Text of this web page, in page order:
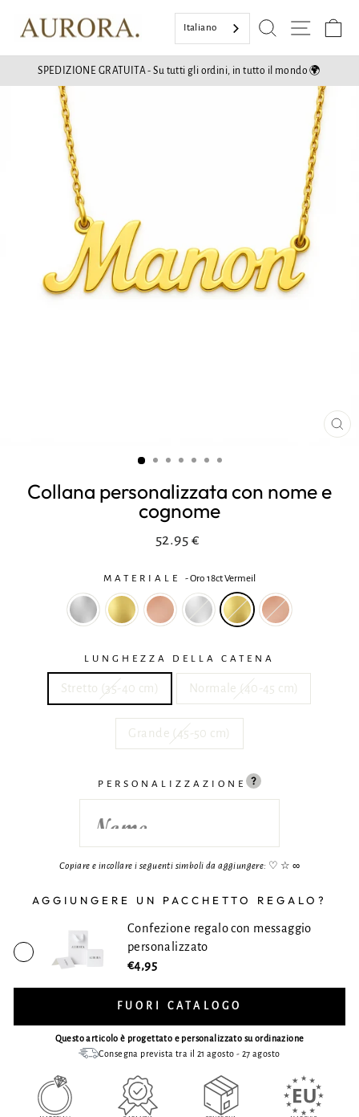
Italiano Ricerca
Mostra
SPEDIZIONE GRATUITA - Su tutti gli ordini, in tutto il mondo 🌍
Collana personalizzata con nome e
cognome
Prezzo
Riduzione
52.95 €
MATERIALE -Oro 18ct Vermeil
LUNGHEZZA DELLA CATENA
Stretto (35-40 cm) Normale (40-45 cm)
Grande (45-50 cm)
PERSONALIZZAZIONE
Copiare e incollare i seguenti simboli da aggiungere: ♡ ☆ ∞
AGGIUNGERE UN PACCHETTO REGALO?
Confezione regalo con messaggio
personalizzato
€4,95
FUORI CATALOGO
Questo articolo è progettato e personalizzato su ordinazione
Consegna prevista tra il 21 agosto - 27 agosto